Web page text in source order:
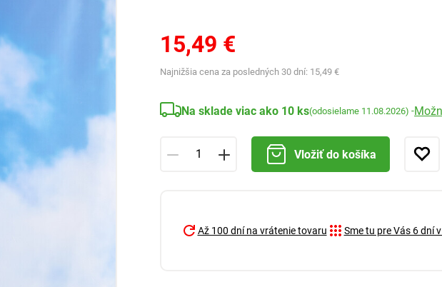
15,49 €
Najnižšia cena za posledných 30 dní: 15,49 €
Na sklade viac ako 10 ks(odosielame 11.08.2026) -
Vložiť do košíka
Až 100 dní na vrátenie tovaru Sme tu pre Vás 6 dní